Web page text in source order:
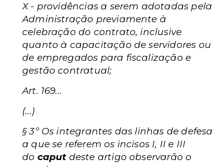
X - providências a serem adotadas pela
Administração previamente à
celebração do contrato, inclusive
quanto à capacitação de servidores ou
de empregados para fiscalização e
gestão contratual;
Art. 169...
(...)
§ 3º Os integrantes das linhas de defesa
a que se referem os incisos I, II e III
do caput deste artigo observarão o